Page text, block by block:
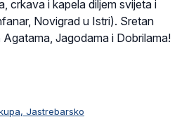
crkava i kapela diljem svijeta i
Novigrad u Istri). Sretan
Jagodama i Dobrilama!
Jastrebarsko